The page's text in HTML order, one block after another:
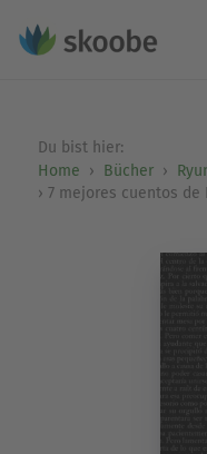
Du bist hier:
Home
Bücher
7 mejores cuentos de